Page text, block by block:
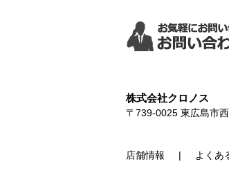
株式会社クロノス
〒739-0025 東広島市
店舗情報 よくあ